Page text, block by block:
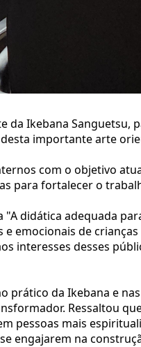
da Ikebana
importante arte
com o objetivo
para fortalecer o
didática adequada
emocionais de
interesses desses
prático da Ikebana e
Ressaltou
pessoas mais
engajarem na